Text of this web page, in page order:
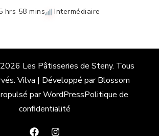
hrs 58 mins Intermédiaire
Les Pâtisseries de Steny. Tous
Vilva | Développé parBlossom
parWordPressPolitique de
confidentialité